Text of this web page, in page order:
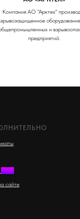
Компания АО "Арктех"
и
предприятий.
MAX
сайте